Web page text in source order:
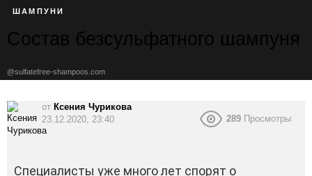
ШАМПУНИ
Состав безсульфатного шампуня
@sulfatefree-shampoos.com
от Ксения Чурикова
23.12.2020, 23:40
289 Просмотры
Специалисты уже много лет спорят о